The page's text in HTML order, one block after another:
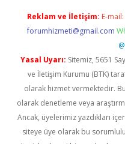
Reklam ve İletişim: E-mail:
forumhizmeti@gmail.com
Yasal Uyarı: Sitemiz, 5651
ve İletişim Kurumu (BTK)
olarak hizmet vermektedir.
olarak denetleme veya
Ancak, üyelerimiz yazdıkları
siteye üye olarak bu